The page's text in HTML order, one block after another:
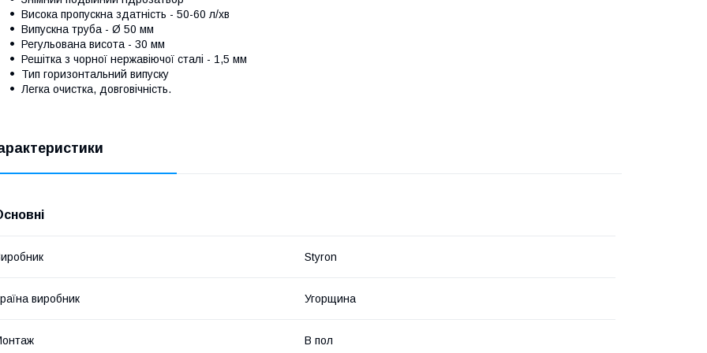
Висока пропускна здатність - 50-60 л/хв
Випускна труба - Ø 50 мм
Регульована висота - 30 мм
Решітка з чорної нержавіючої сталі - 1,5 мм
Тип горизонтальний випуску
Легка очистка, довговічність.
Styron
виробник Угорщина
В пол